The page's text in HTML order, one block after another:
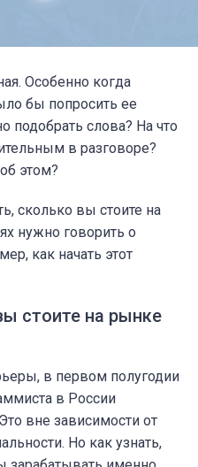
Особенно когда
бы попросить ее
подобрать слова? На что
в разговоре?
этом?
сколько вы стоите на
нужно говорить о
как начать этот
стоите на рынке
в первом полугодии
в России
вне зависимости от
Но как узнать,